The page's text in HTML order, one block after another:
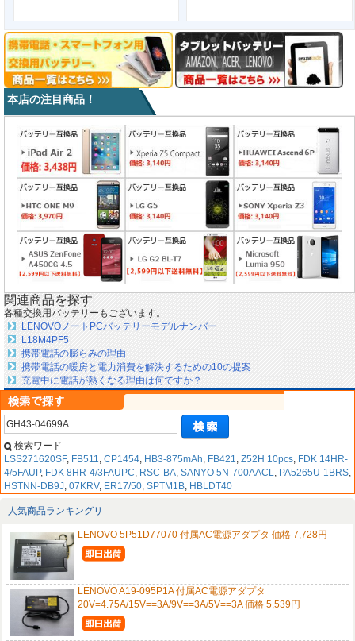
本店の注目商品！
関連商品を探す
各種交換用バッテリーもございます。
LENOVOノートPCバッテリーモデルナンバー
L18M4PF5
携帯電話の膨らみの理由
携帯電話の暖房と電力消費を解決するための10の提案
充電中に電話が熱くなる理由は何ですか？
検索ワード
LSS271620SF, FB511, CP1454, HB3-875mAh, FB421, Z52H 10pcs, FDK 14HR-
4/5FAUP, FDK 8HR-4/3FAUPC, RSC-BA, SANYO 5N-700AACL, PA5265U-1BRS,
HSTNN-DB9J, 07KRV, ER17/50, SPTM1B, HBLDT40
人気商品ランキングリ
LENOVO 5P51D77070 付属AC電源アダプタ 価格 7,728円
LENOVO A19-095P1A 付属AC電源アダプタ
20V=4.75A/15V==3A/9V==3A/5V==3A 価格 5,539円